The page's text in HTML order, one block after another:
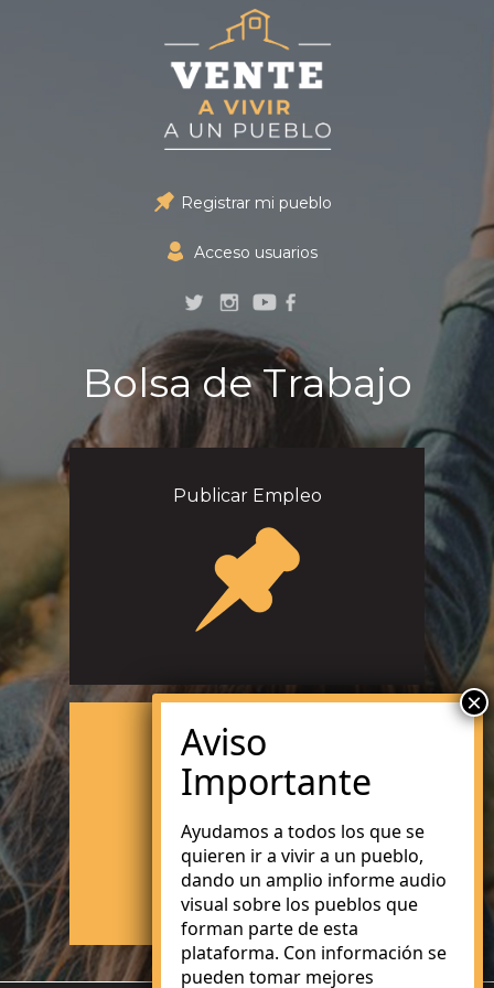
Registrar mi pueblo
Acceso usuarios
Bolsa de Trabajo
Publicar Empleo
Buscar Empleo
Ayudamos a todos los que se
quieren ir a vivir a un pueblo,
dando un amplio informe audio
visual sobre los pueblos que
forman parte de esta
plataforma. Con información se
pueden tomar mejores